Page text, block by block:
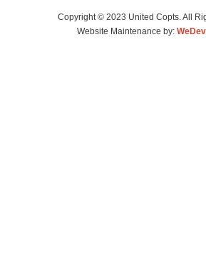
Copyright © 2023 United Copts. All
Website Maintenance by: